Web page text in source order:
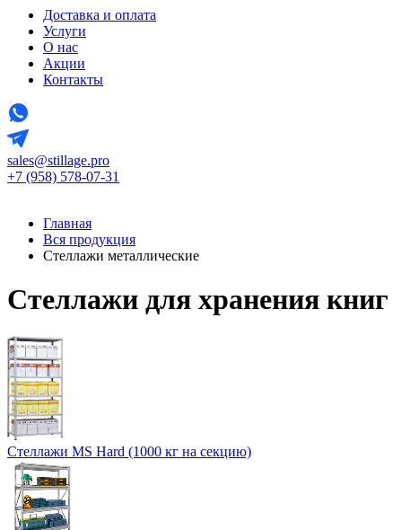
Доставка и оплата
Услуги
О нас
Акции
Контакты
sales@stillage.pro
+7 (958) 578-07-31
Главная
Вся продукция
Стеллажи металлические
Стеллажи для хранения книг
Стеллажи MS Hard (1000 кг на секцию)